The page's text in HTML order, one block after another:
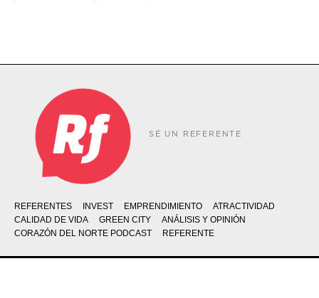
SÉ UN REFERENTE
REFERENTES INVEST EMPRENDIMIENTO
ATRACTIVIDAD
CALIDAD DE VIDA
GREEN CITY
ANÁLISIS Y OPINIÓN
CORAZÓN DEL NORTE PODCAST
REFERENTE